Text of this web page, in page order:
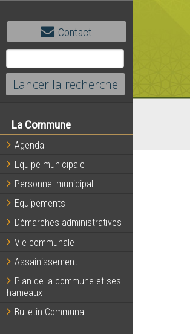
Contact
La Commune
Agenda
Equipe municipale
Personnel municipal
Equipements
Démarches administratives
Vie communale
Assainissement
Plan de la commune et ses
hameaux
Bulletin Communal